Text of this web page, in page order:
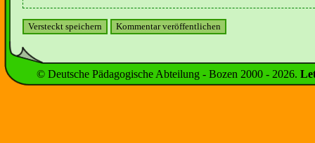
© Deutsche Pädagogische Abteilung - Bozen 2000 - 2026.